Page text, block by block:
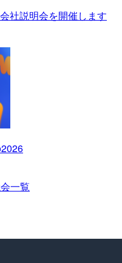
社説明会を開催します
一覧